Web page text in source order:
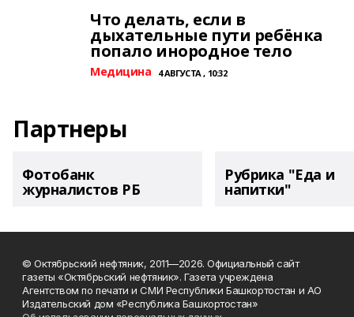
Что делать, если в
дыхательные пути ребёнка
попало инородное тело
Медицина 4 АВГУСТА , 10:32
Партнеры
Фотобанк
журналистов РБ
Рубрика "Еда и
напитки"
© Октябрьский нефтяник, 2011—2026. Официальный сайт
газеты «Октябрьский нефтяник». Газета учреждена
Агентством по печати и СМИ Республики Башкортостан и АО
Издательский дом «Республика Башкортостан»